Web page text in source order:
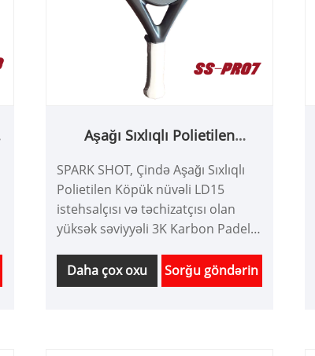
Aşağı Sıxlıqlı Polietilen
Raketi LD15
SPARK SHOT, Çində Aşağı Sıxlıqlı
Polietilen Köpük nüvəli LD15
istehsalçısı və təchizatçısı olan
yüksək səviyyəli 3K Karbon Padel
rəqabətli qiymətlə. biz dizayn və
istehsala diqqət yetiririk, karbon
Daha çox oxu Sorğu göndərin